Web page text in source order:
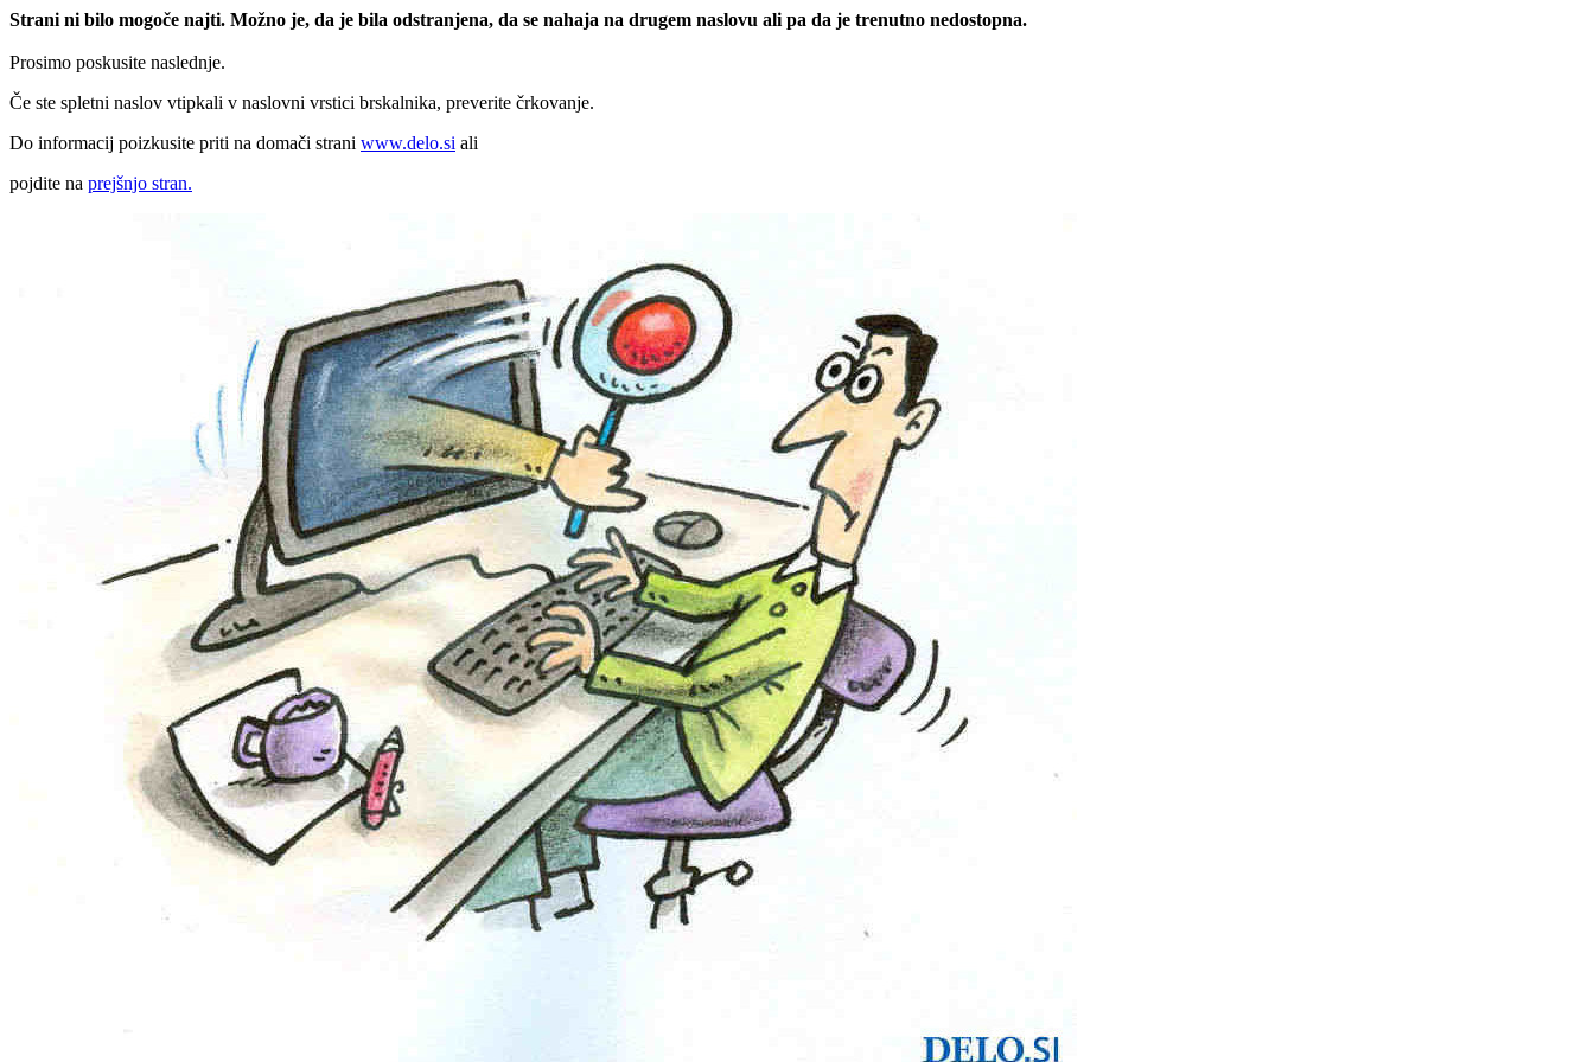
Strani ni bilo mogoče najti. Možno je, da je bila odstranjena, da se nahaja na drugem naslovu ali pa da je trenutno nedostopna.
Prosimo poskusite naslednje.
Če ste spletni naslov vtipkali v naslovni vrstici brskalnika, preverite črkovanje.
Do informacij poizkusite priti na domači strani www.delo.si ali
pojdite na prejšnjo stran.